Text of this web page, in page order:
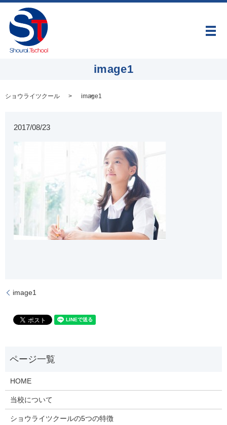
メ
image1
ショウライツクール image1
2017/08/23
image1
HOME
当校について
ショウライツクールの5つの特徴